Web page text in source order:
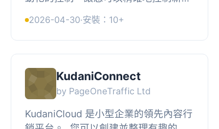
的完美解決方案。只需配置文章發佈的
日期和時間...
2026-04-30·安裝：10+
KudaniConnect
by PageOneTraffic Ltd
KudaniCloud 是小型企業的領先內容行